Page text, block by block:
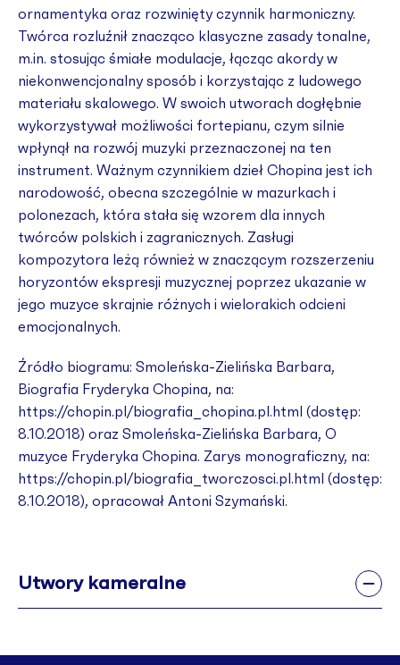
ornamentyka oraz rozwinięty czynnik harmoniczny.
Twórca rozluźnił znacząco klasyczne zasady tonalne,
m.in. stosując śmiałe modulacje, łącząc akordy w
niekonwencjonalny sposób i korzystając z ludowego
materiału skalowego. W swoich utworach dogłębnie
wykorzystywał możliwości fortepianu, czym silnie
wpłynął na rozwój muzyki przeznaczonej na ten
instrument. Ważnym czynnikiem dzieł Chopina jest ich
narodowość, obecna szczególnie w mazurkach i
polonezach, która stała się wzorem dla innych
twórców polskich i zagranicznych. Zasługi
kompozytora leżą również w znaczącym rozszerzeniu
horyzontów ekspresji muzycznej poprzez ukazanie w
jego muzyce skrajnie różnych i wielorakich odcieni
emocjonalnych.
Źródło biogramu: Smoleńska-Zielińska Barbara,
Biografia Fryderyka Chopina, na:
https://chopin.pl/biografia_chopina.pl.html (dostęp:
8.10.2018) oraz Smoleńska-Zielińska Barbara, O
muzyce Fryderyka Chopina. Zarys monograficzny, na:
https://chopin.pl/biografia_tworczosci.pl.html (dostęp:
8.10.2018), opracował Antoni Szymański.
Utwory kameralne